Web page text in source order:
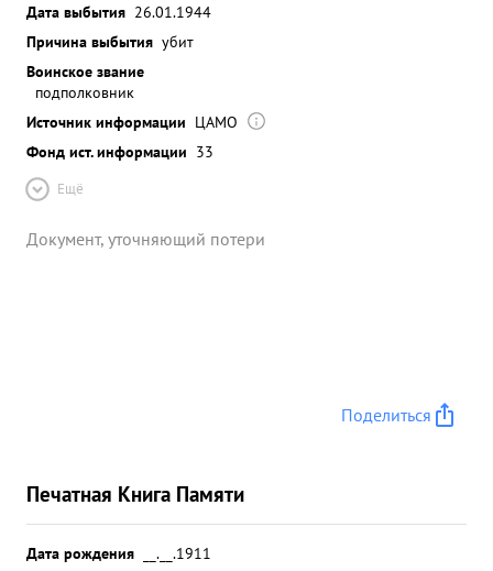
Дата выбытия 26.01.1944
Причина выбытия убит
Воинское звание
подполковник
Источник информации ЦАМО
Фонд ист. информации 33
Ещё
Документ, уточняющий потери
Поделиться
Печатная Книга Памяти
Дата рождения
__.__.1911